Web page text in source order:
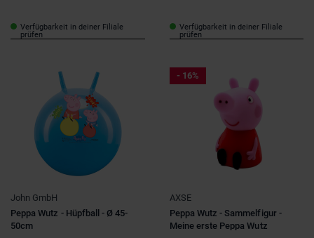
Verfügbarkeit in deiner Filiale
prüfen
Verfügbarkeit in deiner Filiale
prüfen
John GmbH
Peppa Wutz - Hüpfball - Ø 45-
50cm
- 16%
AXSE
Peppa Wutz - Sammelfigur -
Meine erste Peppa Wutz